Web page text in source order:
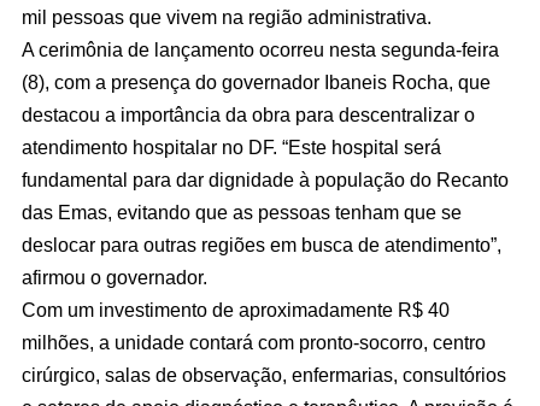
mil pessoas que vivem na região administrativa.
A cerimônia de lançamento ocorreu nesta segunda-feira
(8), com a presença do governador Ibaneis Rocha, que
destacou a importância da obra para descentralizar o
atendimento hospitalar no DF. “Este hospital será
fundamental para dar dignidade à população do Recanto
das Emas, evitando que as pessoas tenham que se
deslocar para outras regiões em busca de atendimento”,
afirmou o governador.
Com um investimento de aproximadamente R$ 40
milhões, a unidade contará com pronto-socorro, centro
cirúrgico, salas de observação, enfermarias, consultórios